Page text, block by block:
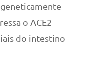
o ACE2
do intestino